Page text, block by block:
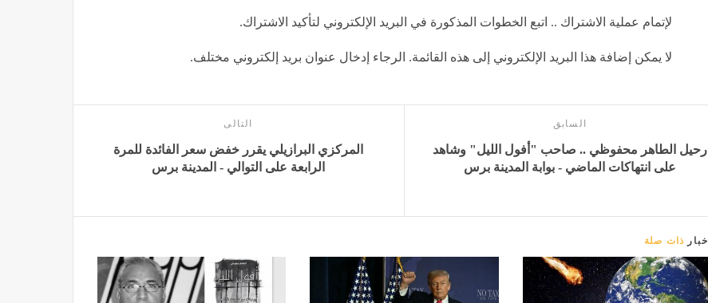
لإتمام عملية الاشتراك .. اتبع الخطوات المذكورة في البريد الإلكتروني لتأكيد الاشتراك.
لا يمكن إضافة هذا البريد الإلكتروني إلى هذه القائمة. الرجاء إدخال عنوان بريد إلكتروني مختلف.
السابق
رحيل الطاهر محفوظي .. صاحب "أفول الليل" وشاهد
على انتهاكات الماضي - بوابة المدينة برس
التالى
المركزي البرازيلي يقرر خفض سعر الفائدة للمرة
الرابعة على التوالي - المدينة برس
أخبار ذات صلة